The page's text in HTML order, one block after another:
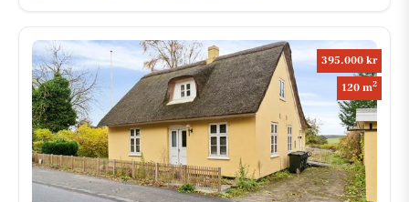
395.000 kr
120 m2